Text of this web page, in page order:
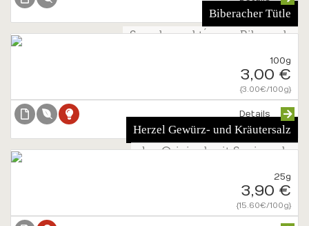
Biberacher Tütle
So schmeckt´s aus Biberach
Herzel Gewürz- und Kräutersalz
das Original mit Speisesalz
100g
3,00 €
{3.00€/100g}
Details
25g
3,90 €
{15.60€/100g}